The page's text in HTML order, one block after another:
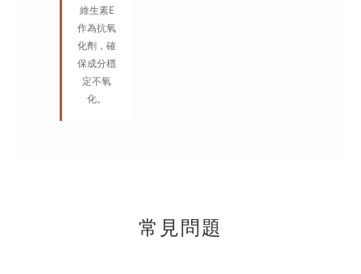
維生素E
作為抗氧
化劑，確
保成分穩
定不氧
化。
常見問題